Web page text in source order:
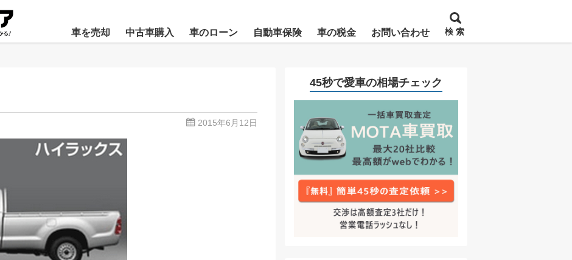
車を売却 中古車購入 車のローン 自動車保険 車の税金 お問い合わせ 検 索
2015年6月12日
45秒で愛車の相場チェック